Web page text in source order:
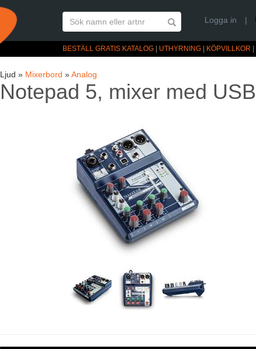
Logga in |
BESTÄLL GRATIS KATALOG UTHYRNING KÖPVILLKOR
Ljud » Mixerbord »Analog
Notepad 5, mixer med